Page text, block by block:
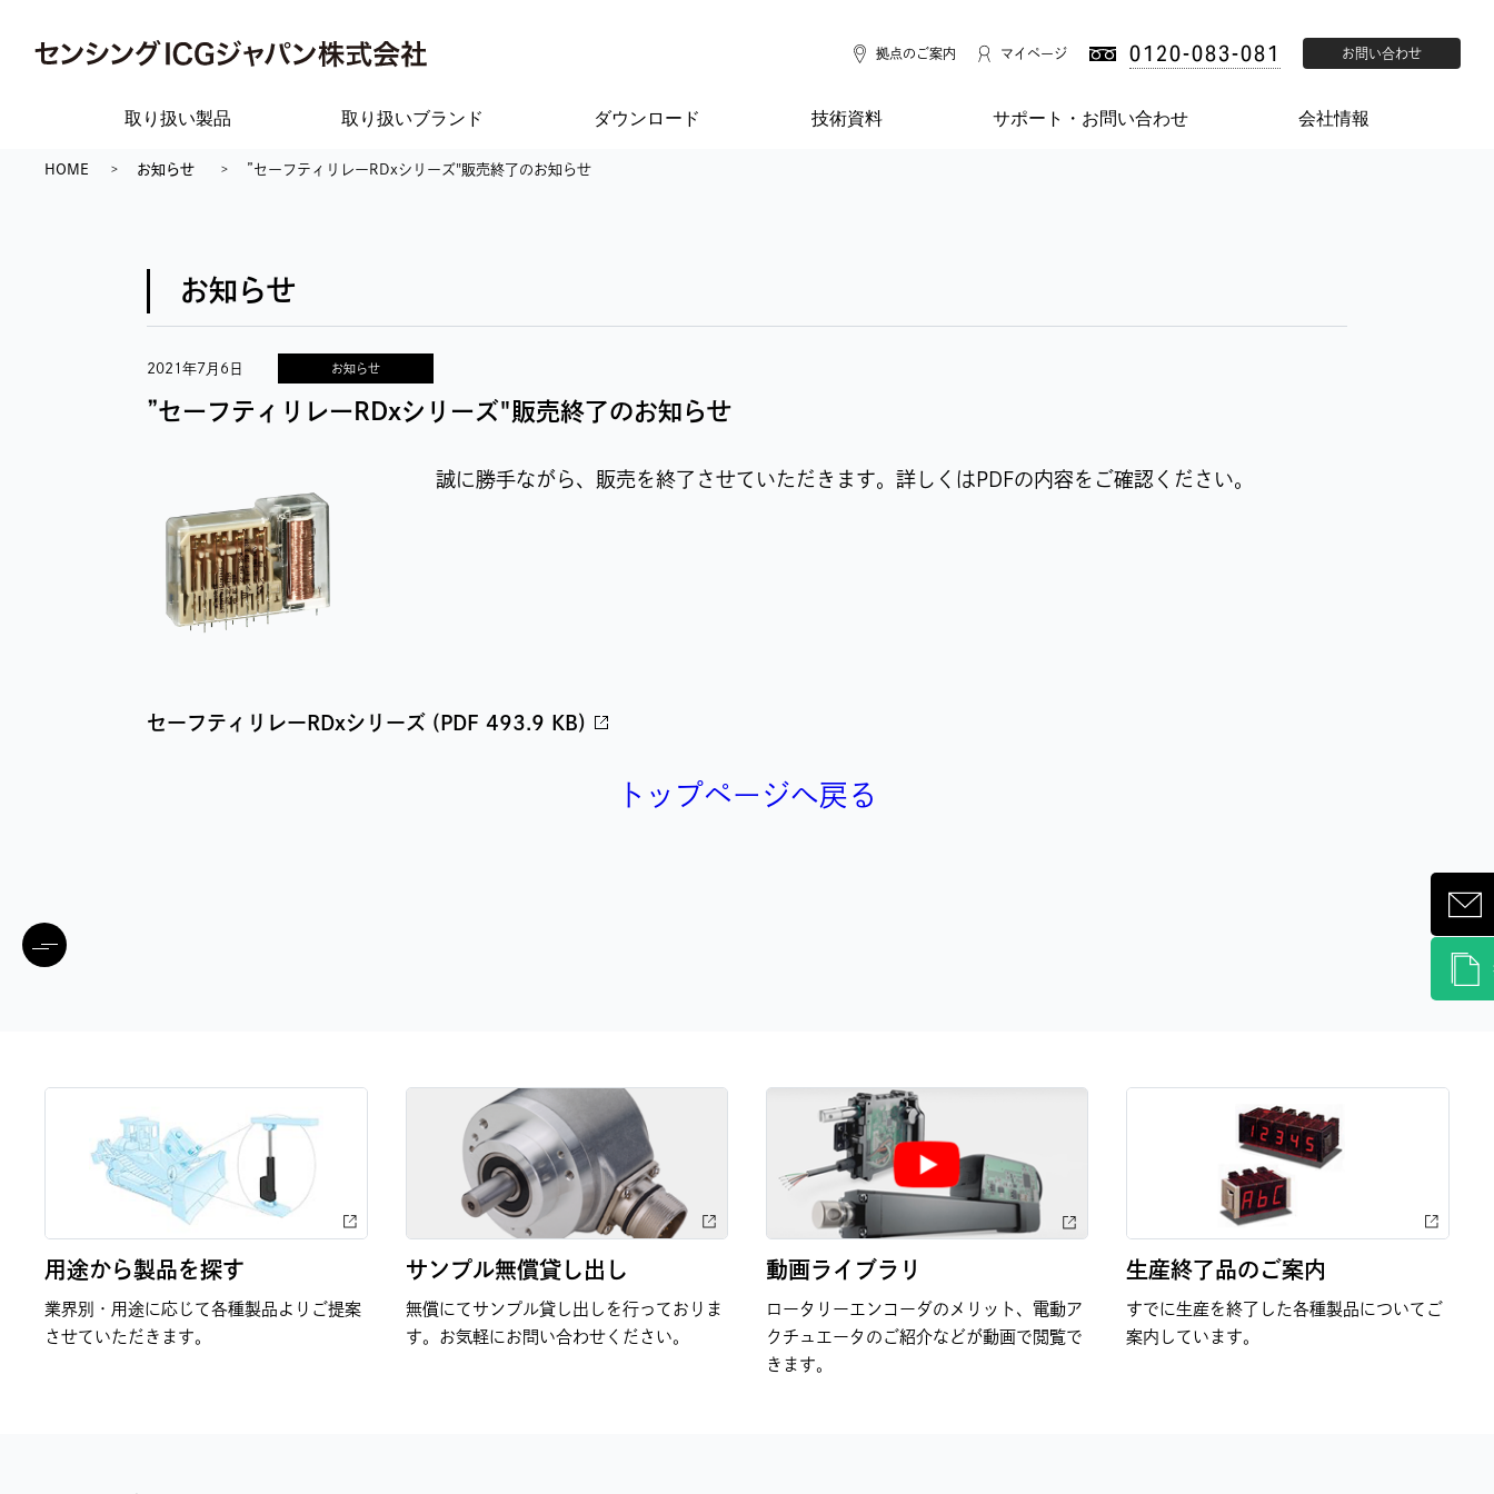
拠点のご案内 マイページ 0120-083-081 お問い合わせ
取り扱い製品 取り扱いブランド ダウンロード 技術資料 サポート・お問い合わせ 会社情報
HOME お知らせ ”セーフティリレーRDxシリーズ"販売終了のお知らせ
お知らせ
2021年7月6日 お知らせ
”セーフティリレーRDxシリーズ"販売終了のお知らせ
誠に勝手ながら、販売を終了させていただきます。詳しくはPDFの内容をご確認ください。
セーフティリレーRDxシリーズ (PDF 493.9 KB)
トップページへ戻る
用途から製品を探す
業界別・用途に応じて各種製品よりご提案
させていただきます。
サンプル無償貸し出し
無償にてサンプル貸し出しを行っておりま
す。お気軽にお問い合わせください。
動画ライブラリ
ロータリーエンコーダのメリット、電動ア
クチュエータのご紹介などが動画で閲覧で
きます。
生産終了品のご案内
すでに生産を終了した各種製品についてご
案内しています。